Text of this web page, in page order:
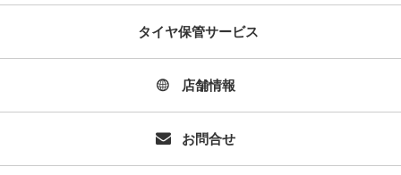
タイヤ保管サービス
店舗情報
お問合せ